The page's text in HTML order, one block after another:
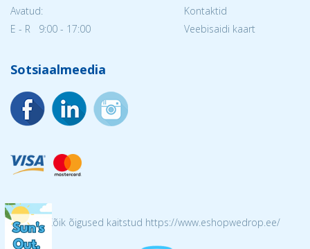
Avatud:
E - R 9:00 - 17:00
Kontaktid
Veebisaidi kaart
Sotsiaalmeedia
© 2026 Kõik õigused kaitstud https://www.eshopwedrop.ee/